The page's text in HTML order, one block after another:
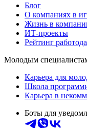
Блог
О компаниях в
Жизнь в
ИТ-проекты
Рейтинг
Молодым
Карьера для
Школа
Карьера в
Боты для